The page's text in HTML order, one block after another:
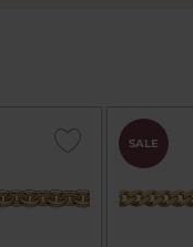
SALE